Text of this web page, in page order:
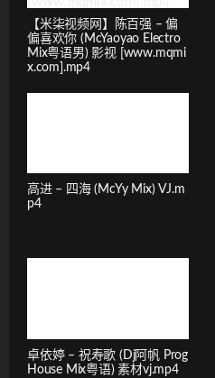
【米柒视频网】陈百强 – 偏
偏喜欢你 (McYaoyao Electro
Mix粤语男) 影视 [www.mqmi
x.com].mp4
高进 – 四海 (McYy Mix) VJ.m
p4
卓依婷 – 祝寿歌 (Dj阿帆 Prog
House Mix粤语) 素材vj.mp4